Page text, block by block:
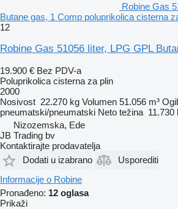
Robine Gas
Butane gas, 1 Comp poluprikolica cisterna
12
Robine Gas 51056 liter, LPG GPL
19.900 € Bez PDV-a
Poluprikolica cisterna za plin
2000
Nosivost 22.270 kg Volumen 51.056 m³
pneumatski/pneumatski Neto težina 11.730
Nizozemska, Ede
JB Trading bv
Kontaktirajte prodavatelja
Dodati u izabrano
Usporediti
Informacije o Robine
Pronađeno: 12 oglasa
Prikaži